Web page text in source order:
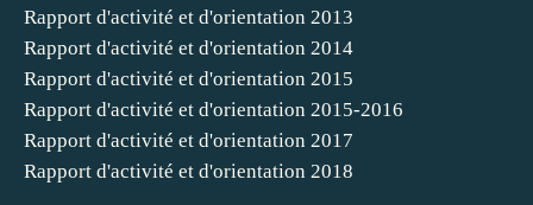
Rapport d'activité et d'orientation 2013
Rapport d'activité et d'orientation 2014
Rapport d'activité et d'orientation 2015
Rapport d'activité et d'orientation 2015-2016
Rapport d'activité et d'orientation 2017
Rapport d'activité et d'orientation 2018